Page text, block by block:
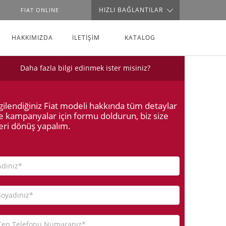
FIAT ONLINE HIZLI BAĞLANTILAR
HAKKIMIZDA İLETİŞİM KATALOG
Daha fazla bilgi edinmek ister misiniz?
Fiat modeli hakkında tüm detaylar
kampanyalar için formu doldurun, biz size
dönüş yapalım.